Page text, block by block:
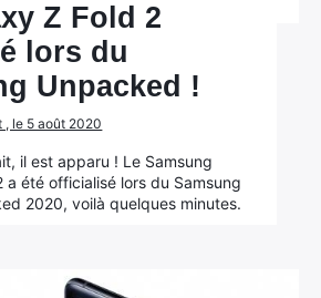
Z Fold 2
lors du
Unpacked !
, le 5 août 2020
il est apparu ! Le Samsung
a été officialisé lors du Samsung
2020, voilà quelques minutes.